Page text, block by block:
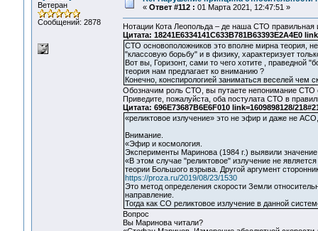
Ветеран
Сообщений: 2878
« Ответ #112 : 01 Марта 2021, 12:47:51 »
Нотации Кота Леопольда – де наша СТО
Цитата: 18241E6334141C633B781B63393E2A4E0
СТО основоположников это вполне мирна теория,
"классовую борьбу" и в физику, характеризует
Вот вы, Горизонт, сами то чего хотите , праведной
теория нам предлагает ко вниманию ?
Конечно, конспирологией заниматься веселей чем
Обозначим роль СТО, вы путаете непонимание СТО
Приведите, пожалуйста, оба постулата СТО в
Цитата: 696E73687B6E6F010 link=1609898128/
«реликтовое излучение» это не эфир и даже не
Внимание.
«Эфир и космология.
Эксперименты Маринова (1984 г.) выявили
«В этом случае "реликтовое" излучение не
теории Большого взрыва. Другой аргумент
https://proza.ru/2019/08/23/1530
Это метод определения скорости Земли
направление.
Тогда как СО реликтовое излучение в данной
Вопрос
Вы Маринова читали?